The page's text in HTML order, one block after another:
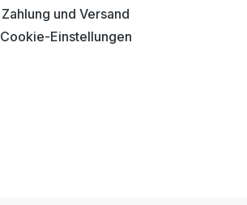
Zahlung und Versand
Cookie-Einstellungen